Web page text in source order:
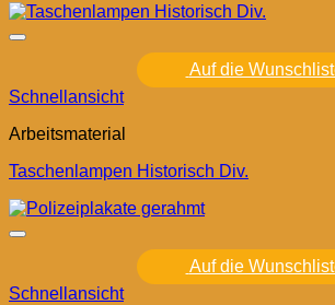
Auf die
Schnellansicht
Arbeitsmaterial
Taschenlampen Historisch Div.
Auf die
Schnellansicht